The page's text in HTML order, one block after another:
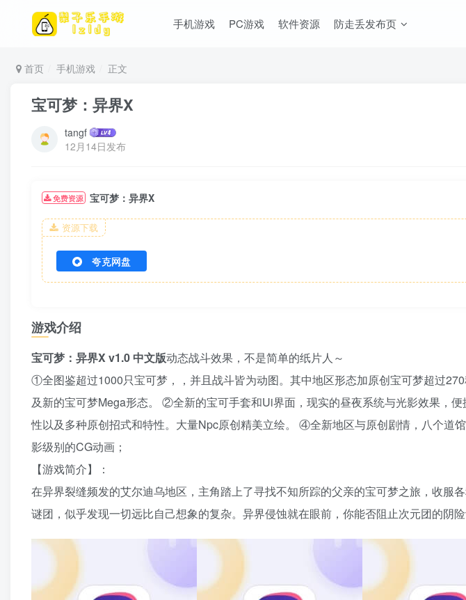
手机游戏 PC游戏 软件资源 防走丢发布页
首页 手机游戏 正文
宝可梦：异界X
tangf
12月14日发布
免费资源 宝可梦：异界X
资源下载
夸克网盘
游戏介绍
宝可梦：异界X v1.0 中文版动态战斗效果，不是简单的纸片人～
①全图鉴超过1000只宝可梦，，并且战斗皆为动图。其中地区形态加原创宝可梦超过
及新的宝可梦Mega形态。 ②全新的宝可手套和Ui界面，现实的昼夜系统与光影效果，
性以及多种原创招式和特性。大量Npc原创精美立绘。 ④全新地区与原创剧情，八个道
影级别的CG动画；
【游戏简介】：
在异界裂缝频发的艾尔迪乌地区，主角踏上了寻找不知所踪的父亲的宝可梦之旅，收服
谜团，似乎发现一切远比自己想象的复杂。异界侵蚀就在眼前，你能否阻止次元团的阴